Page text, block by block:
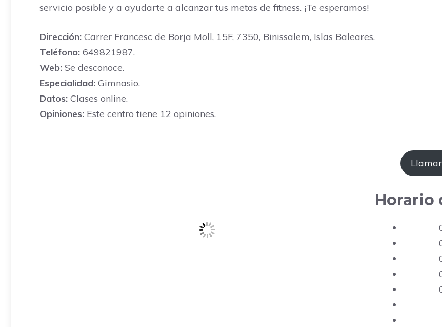
servicio posible y a ayudarte a alcanzar tus metas de fitness. ¡Te esperamos!
Dirección: Carrer Francesc de Borja Moll, 15F, 7350, Binissalem, Islas Baleares.
Teléfono: 649821987.
Web: Se desconoce.
Especialidad: Gimnasio.
Datos: Clases online.
Opiniones: Este centro tiene 12 opiniones.
Horario